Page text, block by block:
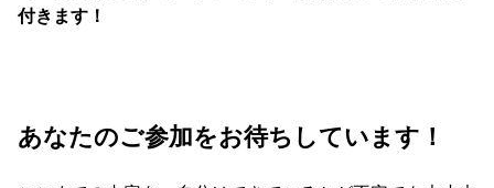
付きます！
あなたのご参加をお待ちしています！